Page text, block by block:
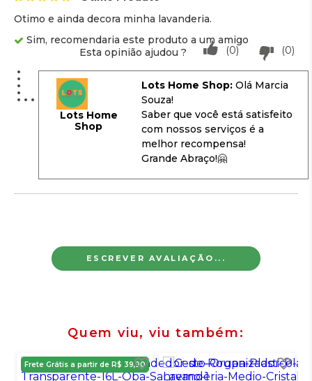
Otimo e ainda decora minha lavanderia.
Sim, recomendaria este produto a um amigo
(0)
(0)
Esta opinião ajudou ?
Lots Home
Shop
Lots Home Shop: Olá Marcia
Souza!
Saber que você está satisfeito
com nossos serviços é a
melhor recompensa!
Grande Abraço!🤗
ESCREVER AVALIAÇÃO...
Quem viu, viu também
Frete Grátis a partir de R$ 39,90